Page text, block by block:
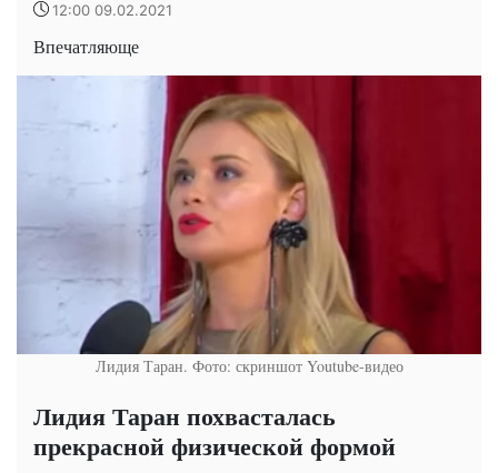
12:00 09.02.2021
Впечатляюще
Лидия Таран. Фото: скриншот Youtube-видео
Лидия Таран похвасталась
прекрасной физической формой